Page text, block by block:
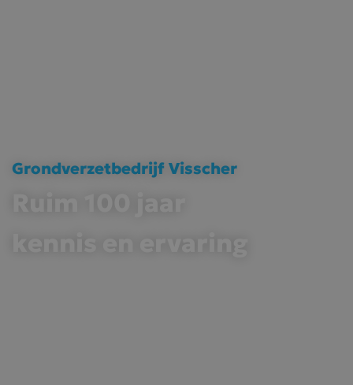
Grondverzetbedrijf Visscher